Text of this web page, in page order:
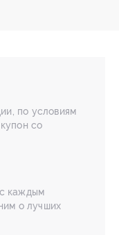
по условиям
со
каждым
о лучших